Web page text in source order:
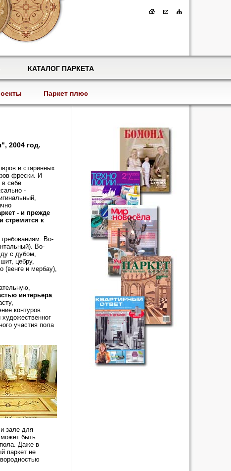
КАТАЛОГ ПАРКЕТА
Паркет плюс
2004 год.
и старинных
фрески. И
в себе
-
- и прежде
стремится к
Во-
Во-
с дубом,
цебру,
(венге и мербау),
интерьера.
контуров
участия пола
зале для
быть
пола. Даже в
паркет не